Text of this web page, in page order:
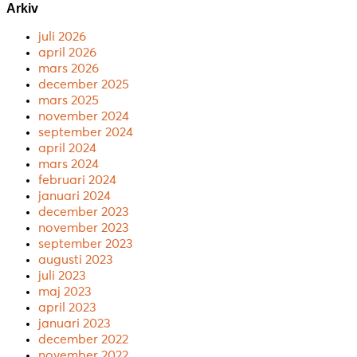
Arkiv
juli 2026
april 2026
mars 2026
december 2025
mars 2025
november 2024
september 2024
april 2024
mars 2024
februari 2024
januari 2024
december 2023
november 2023
september 2023
augusti 2023
juli 2023
maj 2023
april 2023
januari 2023
december 2022